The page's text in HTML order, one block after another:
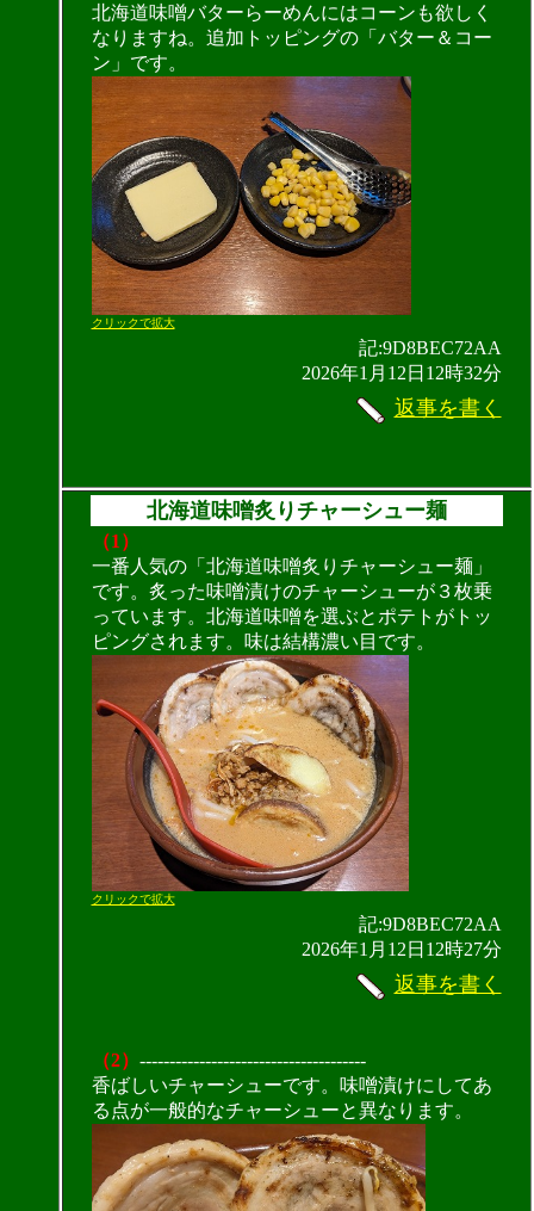
北海道味噌バターらーめんにはコーンも欲しく
なりますね。追加トッピングの「バター＆コー
ン」です。
クリックで拡大
記:9D8BEC72AA
2026年1月12日12時32分
返事を書く
北海道味噌炙りチャーシュー麺
（1）
一番人気の「北海道味噌炙りチャーシュー麺」
です。炙った味噌漬けのチャーシューが３枚乗
っています。北海道味噌を選ぶとポテトがトッ
ピングされます。味は結構濃い目です。
クリックで拡大
記:9D8BEC72AA
2026年1月12日12時27分
返事を書く
（2） --------------------------------------
香ばしいチャーシューです。味噌漬けにしてあ
る点が一般的なチャーシューと異なります。